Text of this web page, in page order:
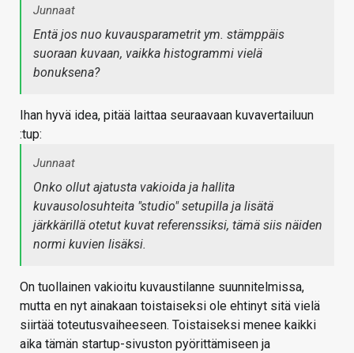
Junnaat
Entä jos nuo kuvausparametrit ym. stämppäis
suoraan kuvaan, vaikka histogrammi vielä
bonuksena?
Ihan hyvä idea, pitää laittaa seuraavaan kuvavertailuun
:tup:
Junnaat
Onko ollut ajatusta vakioida ja hallita
kuvausolosuhteita "studio" setupilla ja lisätä
järkkärillä otetut kuvat referenssiksi, tämä siis näiden
normi kuvien lisäksi.
On tuollainen vakioitu kuvaustilanne suunnitelmissa,
mutta en nyt ainakaan toistaiseksi ole ehtinyt sitä vielä
siirtää toteutusvaiheeseen. Toistaiseksi menee kaikki
aika tämän startup-sivuston pyörittämiseen ja